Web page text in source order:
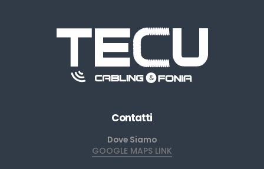
Contatti
Dove Siamo
GOOGLE MAPS LINK